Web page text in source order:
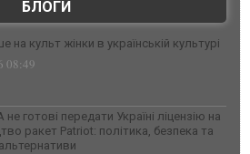
БЛОГИ
на культ жінки в українській культурі
08:49
готові передати Україні ліцензію на
ракет Patriot: політика, безпека та